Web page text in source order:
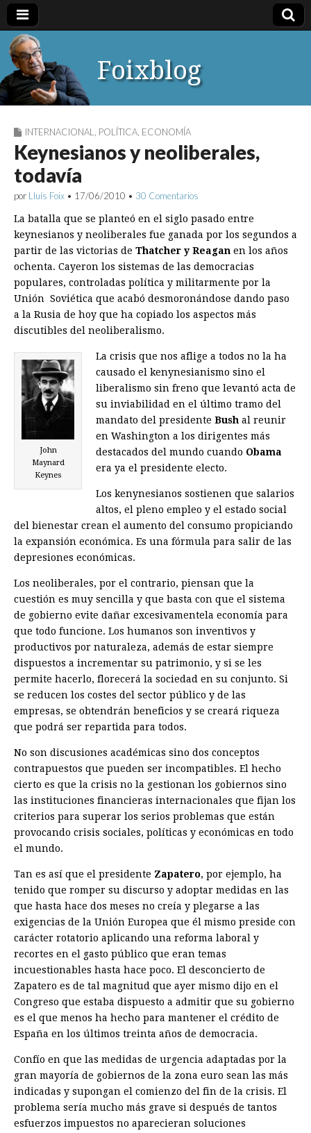
Foixblog
INTERNACIONAL POLÍTICA ECONOMÍA
Keynesianos y neoliberales,
todavía
por Lluís Foix • 17/06/2010 • 30 Comentarios
La batalla que se planteó en el siglo pasado entre
keynesianos y neoliberales fue ganada por los segundos a
partir de las victorias de Thatcher y Reagan en los años
ochenta. Cayeron los sistemas de las democracias
populares, controladas política y militarmente por la
Unión Soviética que acabó desmoronándose dando paso
a la Rusia de hoy que ha copiado los aspectos más
discutibles del neoliberalismo.
John
Maynard
Keynes
La crisis que nos aflige a todos no la ha
causado el kenynesianismo sino el
liberalismo sin freno que levantó acta de
su inviabilidad en el último tramo del
mandato del presidente Bush al reunir
en Washington a los dirigentes más
destacados del mundo cuando Obama
era ya el presidente electo.
Los kenynesianos sostienen que salarios
altos, el pleno empleo y el estado social
del bienestar crean el aumento del consumo propiciando
la expansión económica. Es una fórmula para salir de las
depresiones económicas.
Los neoliberales, por el contrario, piensan que la
cuestión es muy sencilla y que basta con que el sistema
de gobierno evite dañar excesivamentela economía para
que todo funcione. Los humanos son inventivos y
productivos por naturaleza, además de estar siempre
dispuestos a incrementar su patrimonio, y si se les
permite hacerlo, florecerá la sociedad en su conjunto. Si
se reducen los costes del sector público y de las
empresas, se obtendrán beneficios y se creará riqueza
que podrá ser repartida para todos.
No son discusiones académicas sino dos conceptos
contrapuestos que pueden ser incompatibles. El hecho
cierto es que la crisis no la gestionan los gobiernos sino
las instituciones financieras internacionales que fijan los
criterios para superar los serios problemas que están
provocando crisis sociales, políticas y económicas en todo
el mundo.
Tan es así que el presidente Zapatero, por ejemplo, ha
tenido que romper su discurso y adoptar medidas en las
que hasta hace dos meses no creía y plegarse a las
exigencias de la Unión Europea que él mismo preside con
carácter rotatorio aplicando una reforma laboral y
recortes en el gasto público que eran temas
incuestionables hasta hace poco. El desconcierto de
Zapatero es de tal magnitud que ayer mismo dijo en el
Congreso que estaba dispuesto a admitir que su gobierno
es el que menos ha hecho para mantener el crédito de
España en los últimos treinta años de democracia.
Confío en que las medidas de urgencia adaptadas por la
gran mayoría de gobiernos de la zona euro sean las más
indicadas y supongan el comienzo del fin de la crisis. El
problema sería mucho más grave si después de tantos
esfuerzos impuestos no aparecieran soluciones